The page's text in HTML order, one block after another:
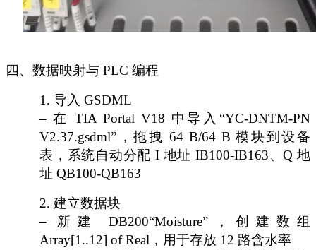
四、数据映射与 PLC 编程
1. 导入 GSDML
– 在 TIA Portal V18 中导入“YC-DNTM-PN
V2.37.gsdml”，拖拽 64 B/64 B 模块到设备
表，系统自动分配 I 地址 IB100-IB163、Q 地
址 QB100-QB163
2. 建立数据块
– 新建 DB200“Moisture”，创建数组
Array[1..12] of Real，用于存放 12 路含水率